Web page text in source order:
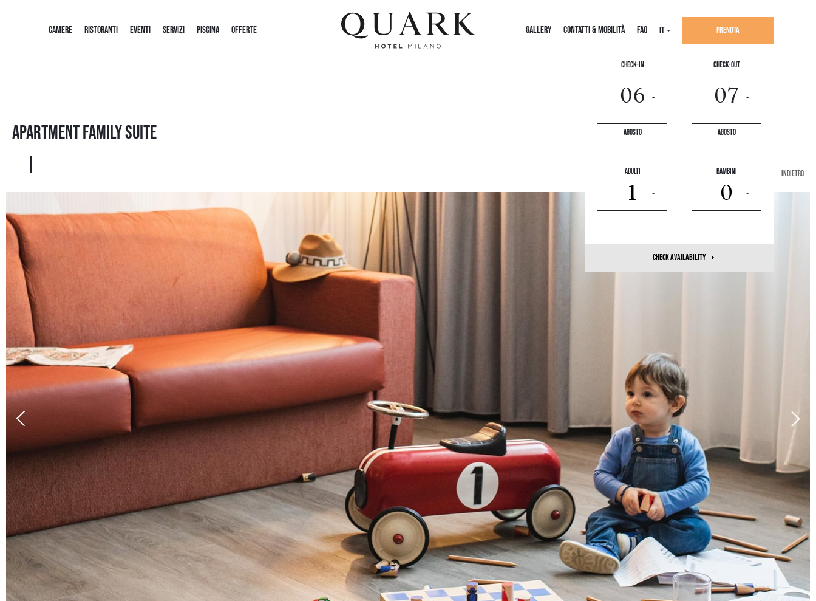
CAMERE RISTORANTI EVENTI SERVIZI PISCINA OFFERTE GALLERY CONTATTI & MOBILITÀ FAQ IT Prenota
Check-In
Agosto
Check-Out
Agosto
Adulti
1
Bambini
0
check availability
Apartment Family Suite
indietro